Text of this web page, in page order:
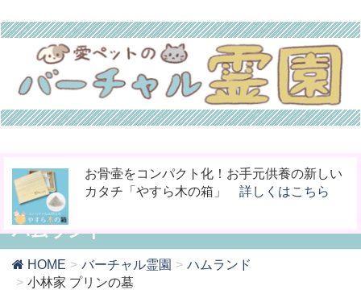
ペットの命日や周忌にオンライン上で法要を
行える「リモート供養」 詳しくはこちら
今までなかった！小動物専用の桐のお骨入れ
「タイムBOX桐」詳しくはこちら
お骨壷をコンパクト化！お手元供養の新しい
カタチ「やすら木の箱」 詳しくはこちら
ハムランド
HOME バーチャル霊園
ハムランド
小林家 プリンの墓